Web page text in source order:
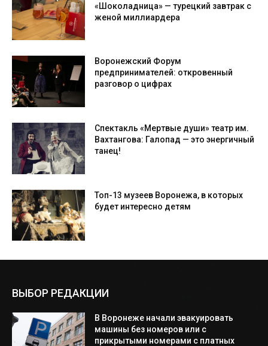
«Шоколадница» — турецкий завтрак с
женой миллиардера
Воронежский Форум
предпринимателей: откровенный
разговор о цифрах
Спектакль «Мертвые души» театр им.
Вахтангова: Галопад — это энергичный
танец!
Топ-13 музеев Воронежа, в которых
будет интересно детям
ВЫБОР РЕДАКЦИИ
В Воронеже начали эвакуировать
машины без номеров или с
прикрытыми номерами с платных